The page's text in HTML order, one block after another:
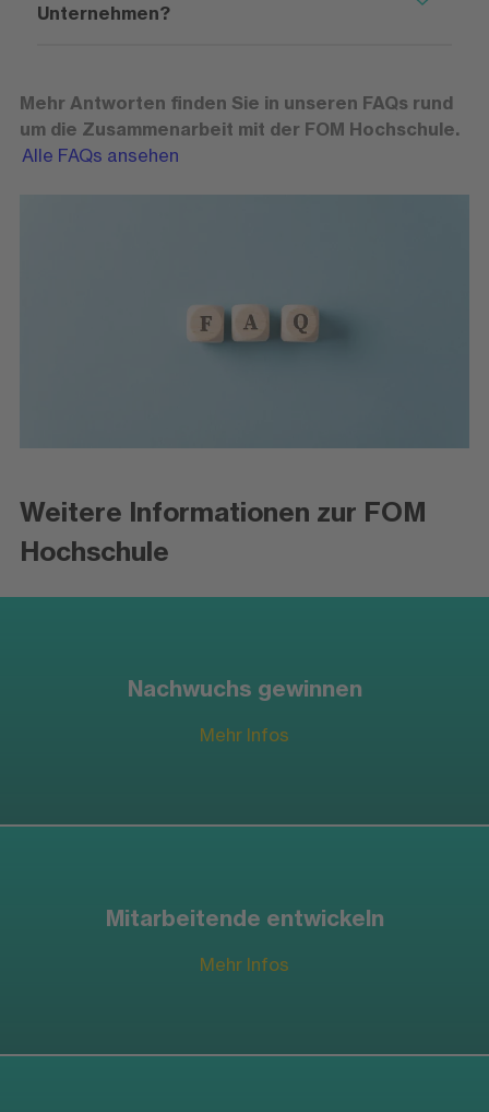
Unternehmen?
Mehr Antworten finden Sie in unseren FAQs rund
um die Zusammenarbeit mit der FOM Hochschule.
Alle FAQs ansehen
Weitere Informationen zur FOM
Hochschule
Nachwuchs gewinnen
Mehr Infos
Mitarbeitende entwickeln
Mehr Infos